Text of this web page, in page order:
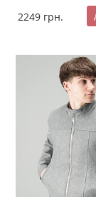
2249 грн.